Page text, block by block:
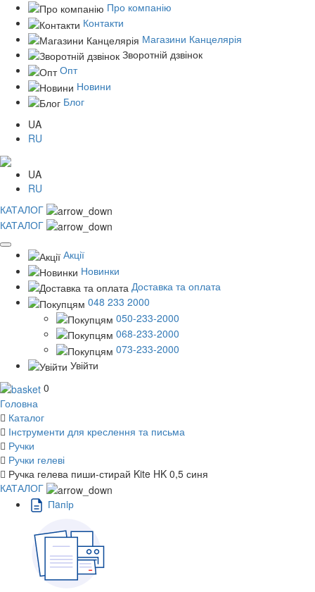
Про компанію
Контакти
Магазини Канцелярія
Зворотній дзвінок
Опт
Новини
Блог
UA
RU
UA
RU
КАТАЛОГ
КАТАЛОГ
Акції
Новинки
Доставка та оплата
048 233 2000
050-233-2000
068-233-2000
073-233-2000
Увійти
0
Головна
Каталог
Інструменти для креслення та письма
Ручки
Ручки гелеві
Ручка гелева пиши-стирай Kite HK 0,5 синя
КАТАЛОГ
Пaпiр